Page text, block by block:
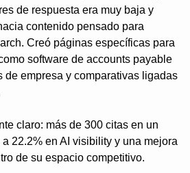
de respuesta era muy baja y
contenido pensado para
Creó páginas específicas para
software de accounts payable
de empresa y comparativas ligadas
claro: más de 300 citas en un
22.2% en AI visibility y una mejora
de su espacio competitivo.